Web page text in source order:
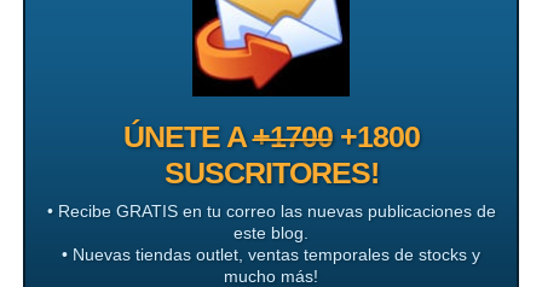
ÚNETE A+1700+1800
SUSCRITORES!
• Recibe GRATIS en tu correo las nuevas publicaciones de
este blog.
• Nuevas tiendas outlet, ventas temporales de stocks y
mucho más!